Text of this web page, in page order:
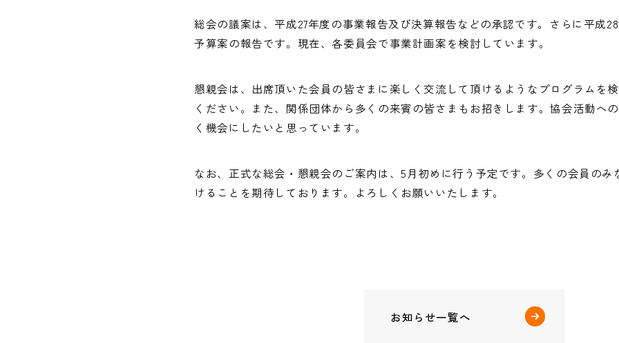
総会の議案は、平成27年度の事業報告及び決算報告などの承認です。さらに平成
予算案の報告です。現在、各委員会で事業計画案を検討しています。
懇親会は、出席頂いた会員の皆さまに楽しく交流して頂けるようなプログラムを
ください。また、関係団体から多くの来賓の皆さまもお招きします。協会活動へ
く機会にしたいと思っています。
なお、正式な総会・懇親会のご案内は、5月初めに行う予定です。多くの会員のみ
けることを期待しております。よろしくお願いいたします。
お知らせ一覧へ